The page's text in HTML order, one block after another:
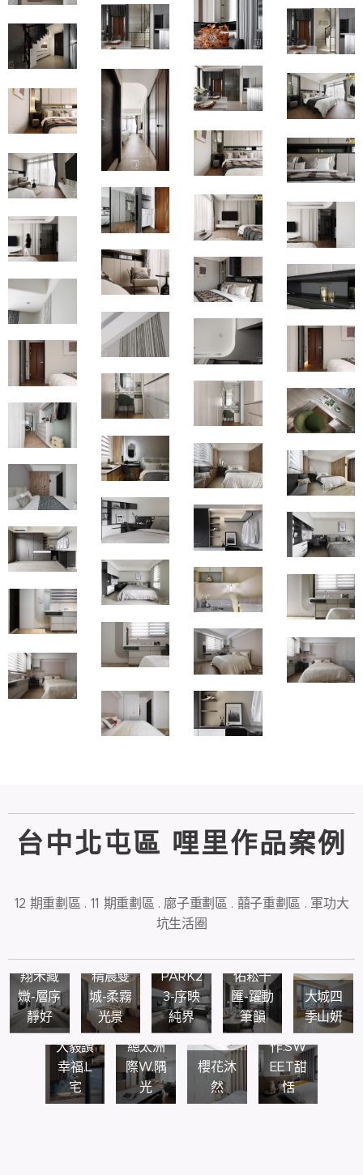
台中北屯區 哩里作品案例
12 期重劃區 . 11 期重劃區 . 廍子重劃區 . 囍子重劃區 . 軍功大
坑生活圈
翔禾藏
媺-層序
靜好
精晨雙
城-柔霧
光景
惠宇
PARK2
3-序映
純界
佑崧千
匯-躍動
筆韻
大城四
季山妍
大毅讚
幸福.L
宅
總太洲
際W.隅
光
櫻花沐
然
總太聚
作.SW
EET甜
恬